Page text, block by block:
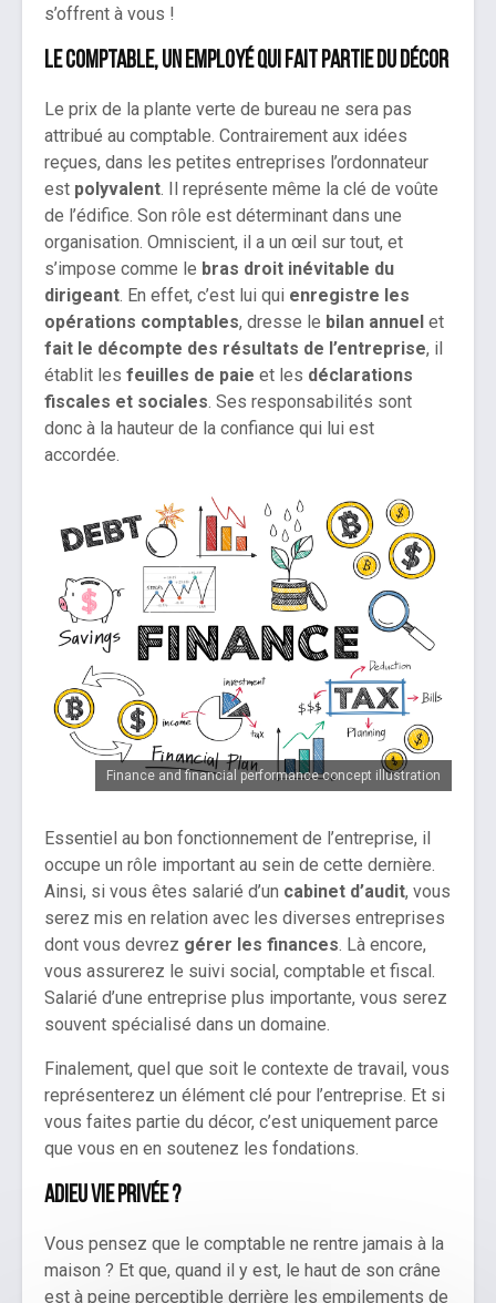
s’offrent à vous !
Le comptable, un employé qui fait partie du décor
Le prix de la plante verte de bureau ne sera pas
attribué au comptable. Contrairement aux idées
reçues, dans les petites entreprises l’ordonnateur
est polyvalent. Il représente même la clé de voûte
de l’édifice. Son rôle est déterminant dans une
organisation. Omniscient, il a un œil sur tout, et
s’impose comme le bras droit inévitable du
dirigeant. En effet, c’est lui qui enregistre les
opérations comptables, dresse le bilan annuel et
fait le décompte des résultats de l’entreprise, il
établit les feuilles de paie et les déclarations
fiscales et sociales. Ses responsabilités sont
donc à la hauteur de la confiance qui lui est
accordée.
Finance and financial performance concept illustration
Essentiel au bon fonctionnement de l’entreprise, il
occupe un rôle important au sein de cette dernière.
Ainsi, si vous êtes salarié d’un cabinet d’audit, vous
serez mis en relation avec les diverses entreprises
dont vous devrez gérer les finances. Là encore,
vous assurerez le suivi social, comptable et fiscal.
Salarié d’une entreprise plus importante, vous serez
souvent spécialisé dans un domaine.
Finalement, quel que soit le contexte de travail, vous
représenterez un élément clé pour l’entreprise. Et si
vous faites partie du décor, c’est uniquement parce
que vous en en soutenez les fondations.
Adieu vie privée ?
Vous pensez que le comptable ne rentre jamais à la
maison ? Et que, quand il y est, le haut de son crâne
est à peine perceptible derrière les empilements de